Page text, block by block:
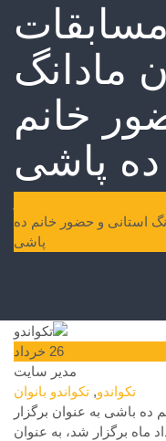
مادانگ
خانم
ده پاشی
استانی و حضور خانم ده
پاشی
26 خرداد
مدیر سایت
تکواندو, تکواندو بانوان
ده باشی به عنوان برگزار
ماه برگزار شد، به عنوان